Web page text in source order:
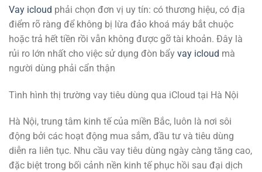
Vay icloud phải chọn đơn vị uy tín: có thương hiệu, có địa
điểm rõ ràng để không bị lừa đảo khoá máy bắt chuộc
hoặc trả hết tiền rồi vẫn không được gỡ tài khoản. Đây là
rủi ro lớn nhất cho việc sử dụng đòn bẩy vay icloud mà
người dùng phải cẩn thận
Tình hình thị trường vay tiêu dùng qua iCloud tại Hà Nội
Hà Nội, trung tâm kinh tế của miền Bắc, luôn là nơi sôi
động bởi các hoạt động mua sắm, đầu tư và tiêu dùng
diễn ra liên tục. Nhu cầu vay tiêu dùng ngày càng tăng cao,
đặc biệt trong bối cảnh nền kinh tế phục hồi sau đại dịch